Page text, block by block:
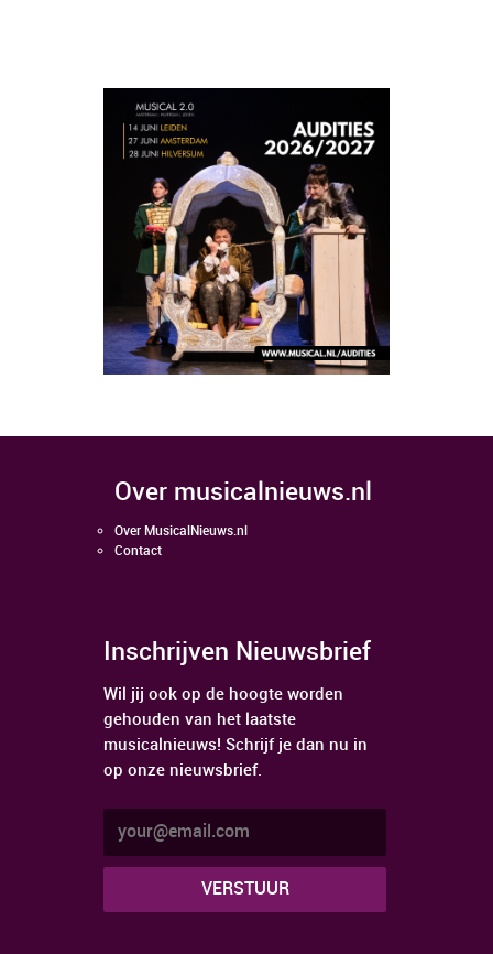
over musicalnieuws.nl
Over MusicalNieuws.nl
Contact
Inschrijven Nieuwsbrief
Wil jij ook op de hoogte worden
gehouden van het laatste
musicalnieuws! Schrijf je dan nu in
op onze nieuwsbrief.